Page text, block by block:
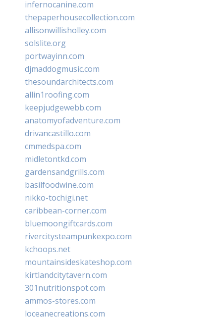
infernocanine.com
thepaperhousecollection.com
allisonwillisholley.com
solslite.org
portwayinn.com
djmaddogmusic.com
thesoundarchitects.com
allin1roofing.com
keepjudgewebb.com
anatomyofadventure.com
drivancastillo.com
cmmedspa.com
midletontkd.com
gardensandgrills.com
basilfoodwine.com
nikko-tochigi.net
caribbean-corner.com
bluemoongiftcards.com
rivercitysteampunkexpo.com
kchoops.net
mountainsideskateshop.com
kirtlandcitytavern.com
301nutritionspot.com
ammos-stores.com
loceanecreations.com